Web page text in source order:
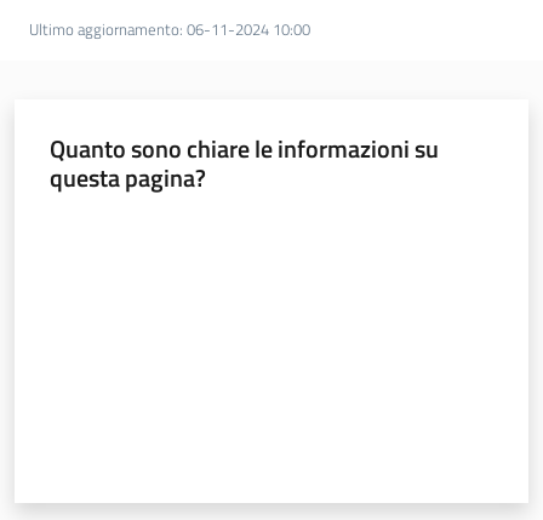
Ultimo aggiornamento: 06-11-2024 10:00
Quanto sono chiare le informazioni su
questa pagina?